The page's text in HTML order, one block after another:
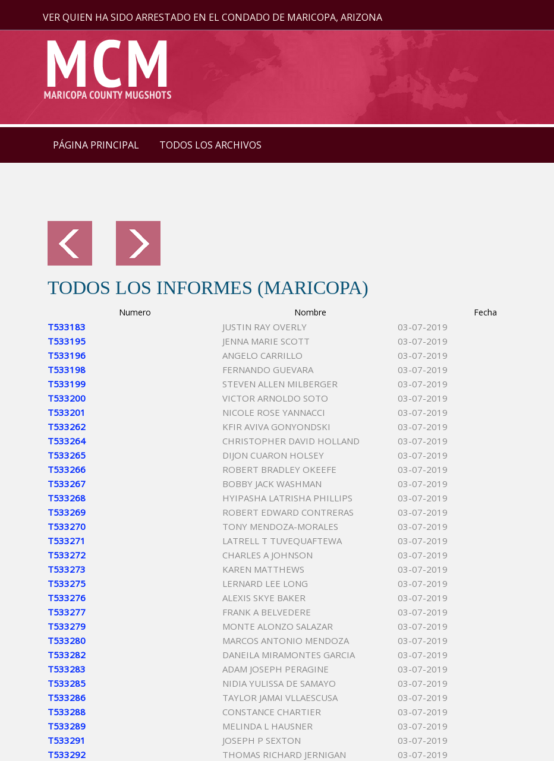
VER QUIEN HA SIDO ARRESTADO EN EL CONDADO DE MARICOPA, ARIZONA
PÁGINA PRINCIPAL TODOS LOS ARCHIVOS
TODOS LOS INFORMES (MARICOPA)
Numero Nombre Fecha
T533183 JUSTIN RAY OVERLY
03-07-2019
T533195
JENNA MARIE SCOTT
03-07-2019
T533196
ANGELO CARRILLO
03-07-2019
T533198
FERNANDO GUEVARA
03-07-2019
T533199
STEVEN ALLEN MILBERGER
03-07-2019
T533200
VICTOR ARNOLDO SOTO
03-07-2019
T533201
NICOLE ROSE YANNACCI
03-07-2019
T533262
KFIR AVIVA GONYONDSKI
03-07-2019
T533264
CHRISTOPHER DAVID HOLLAND
03-07-2019
T533265
DIJON CUARON HOLSEY
03-07-2019
T533266
ROBERT BRADLEY OKEEFE
03-07-2019
T533267
BOBBY JACK WASHMAN
03-07-2019
T533268
HYIPASHA LATRISHA PHILLIPS
03-07-2019
T533269
ROBERT EDWARD CONTRERAS
03-07-2019
T533270
TONY MENDOZA-MORALES
03-07-2019
T533271
LATRELL T TUVEQUAFTEWA
03-07-2019
T533272
CHARLES A JOHNSON
03-07-2019
T533273
KAREN MATTHEWS
03-07-2019
T533275
LERNARD LEE LONG
03-07-2019
T533276
ALEXIS SKYE BAKER
03-07-2019
T533277
FRANK A BELVEDERE
03-07-2019
T533279
MONTE ALONZO SALAZAR
03-07-2019
T533280
MARCOS ANTONIO MENDOZA
03-07-2019
T533282
DANEILA MIRAMONTES GARCIA
03-07-2019
T533283
ADAM JOSEPH PERAGINE
03-07-2019
T533285
NIDIA YULISSA DE SAMAYO
03-07-2019
T533286
TAYLOR JAMAI VLLAESCUSA
03-07-2019
T533288
CONSTANCE CHARTIER
03-07-2019
T533289
MELINDA L HAUSNER
03-07-2019
T533291
JOSEPH P SEXTON
03-07-2019
T533292
THOMAS RICHARD JERNIGAN
03-07-2019